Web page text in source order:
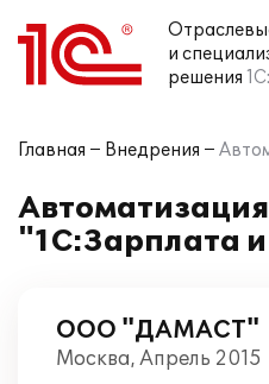
и
решения
Главная Внедрения
"1С:Зарплата
ООО "ДАМАСТ"
Москва, Апрель 2015